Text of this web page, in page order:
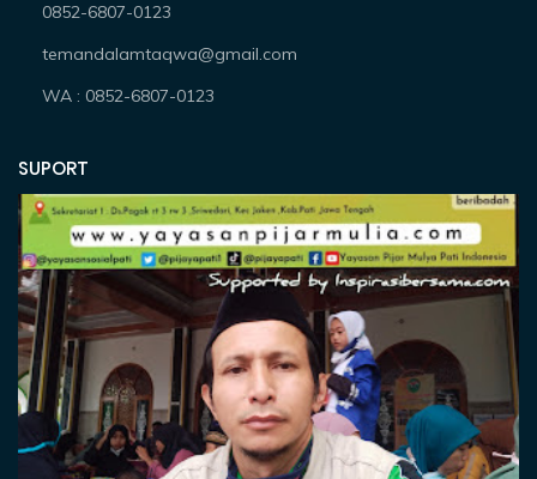
0852-6807-0123
temandalamtaqwa@gmail.com
WA : 0852-6807-0123
SUPORT